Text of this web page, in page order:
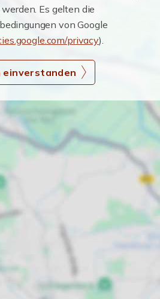
Es gelten die
von Google
privacy).
einverstanden